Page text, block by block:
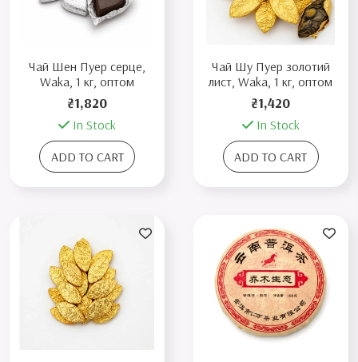
Чай Шен Пуер серце,
Waka, 1 кг, оптом
₴1,820
In Stock
ADD TO CART
Чай Шу Пуер золотий
лист, Waka, 1 кг, оптом
₴1,420
In Stock
ADD TO CART